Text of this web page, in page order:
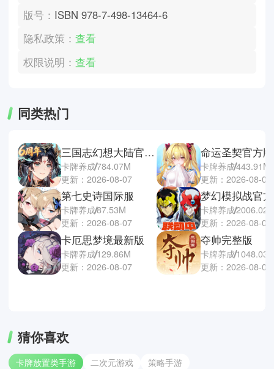
版号： ISBN 978-7-498-13464-6
隐私政策：查看
权限说明：查看
同类热门
三国志幻想大陆官方正版
卡牌养成784.07M
更新：2026-08-07
第七史诗国际服
卡牌养成87.53M
更新：2026-08-07
卡厄思梦境最新版
卡牌养成129.86M
更新：2026-08-07
命运圣契官方版
卡牌养成443.91M
更新：2026-08-06
梦幻模拟战官
卡牌养成
更新：2026-08-06
夺帅完整版
卡牌养成
更新：2026-08-05
猜你喜欢
卡牌放置类手游 二次元游戏 策略手游